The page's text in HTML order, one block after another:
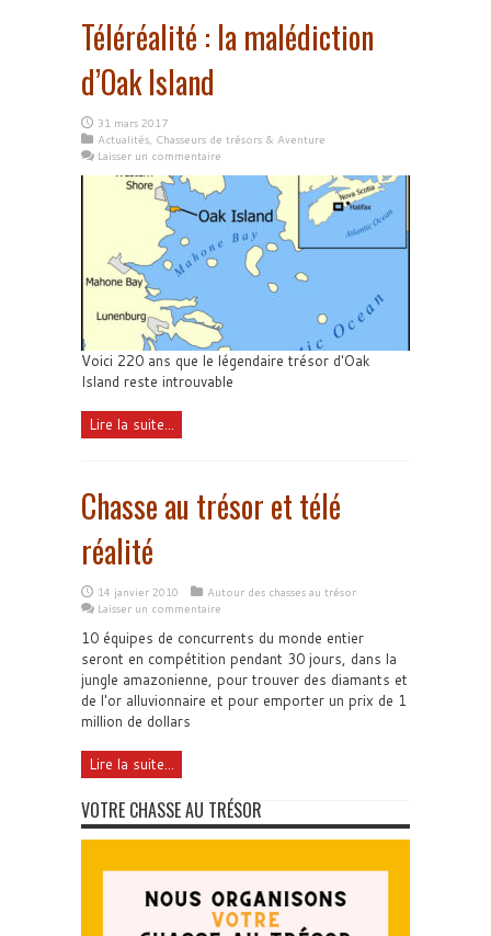
Téléréalité : la malédiction
d’Oak Island
31 mars 2017
Actualités, Chasseurs de trésors & Aventure
Laisser un commentaire
Voici 220 ans que le légendaire trésor d'Oak
Island reste introuvable
Lire la suite...
Chasse au trésor et télé
réalité
14 janvier 2010
Autour des chasses au trésor
Laisser un commentaire
10 équipes de concurrents du monde entier
seront en compétition pendant 30 jours, dans la
jungle amazonienne, pour trouver des diamants et
de l'or alluvionnaire et pour emporter un prix de 1
million de dollars
Lire la suite...
VOTRE CHASSE AU TRÉSOR